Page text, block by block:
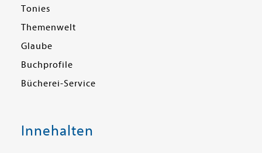
Tonies
Themenwelt
Glaube
Buchprofile
Bücherei-Service
Innehalten